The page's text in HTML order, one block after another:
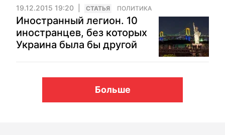
19.12.2015 19:20 CТАТЬЯ ПОЛИТИКА
Иностранный легион. 10
иностранцев, без которых
Украина была бы другой
Больше